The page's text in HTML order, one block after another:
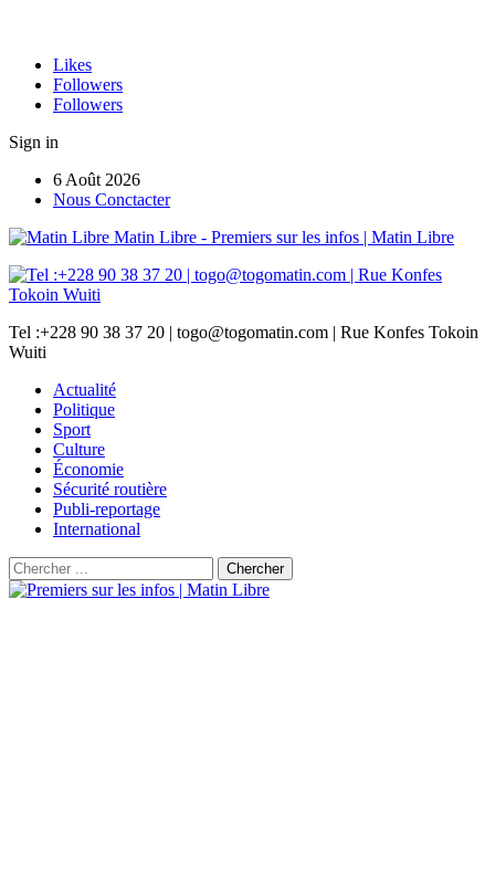
Likes
Followers
Followers
Sign in
6 Août 2026
Nous Conctacter
Matin Libre - Premiers sur les infos | Matin Libre
Tel :+228 90 38 37 20 | togo@togomatin.com | Rue Konfes Tokoin
Wuiti
Actualité
Politique
Sport
Culture
Économie
Sécurité routière
Publi-reportage
International